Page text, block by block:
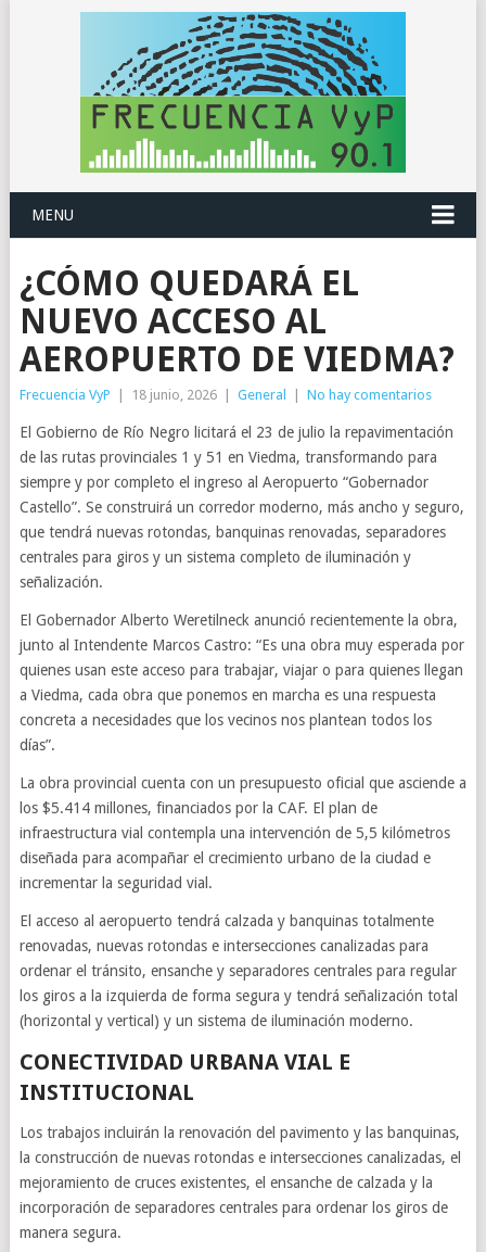
MENU
¿CÓMO QUEDARÁ EL
NUEVO ACCESO AL
AEROPUERTO DE VIEDMA?
Frecuencia VyP 18 junio, 2026 General No hay comentarios
El Gobierno de Río Negro licitará el 23 de julio la repavimentación
de las rutas provinciales 1 y 51 en Viedma, transformando para
siempre y por completo el ingreso al Aeropuerto “Gobernador
Castello”. Se construirá un corredor moderno, más ancho y seguro,
que tendrá nuevas rotondas, banquinas renovadas, separadores
centrales para giros y un sistema completo de iluminación y
señalización.
El Gobernador Alberto Weretilneck anunció recientemente la obra,
junto al Intendente Marcos Castro: “Es una obra muy esperada por
quienes usan este acceso para trabajar, viajar o para quienes llegan
a Viedma, cada obra que ponemos en marcha es una respuesta
concreta a necesidades que los vecinos nos plantean todos los
días”.
La obra provincial cuenta con un presupuesto oficial que asciende a
los $5.414 millones, financiados por la CAF. El plan de
infraestructura vial contempla una intervención de 5,5 kilómetros
diseñada para acompañar el crecimiento urbano de la ciudad e
incrementar la seguridad vial.
El acceso al aeropuerto tendrá calzada y banquinas totalmente
renovadas, nuevas rotondas e intersecciones canalizadas para
ordenar el tránsito, ensanche y separadores centrales para regular
los giros a la izquierda de forma segura y tendrá señalización total
(horizontal y vertical) y un sistema de iluminación moderno.
CONECTIVIDAD URBANA VIAL E
INSTITUCIONAL
Los trabajos incluirán la renovación del pavimento y las banquinas,
la construcción de nuevas rotondas e intersecciones canalizadas, el
mejoramiento de cruces existentes, el ensanche de calzada y la
incorporación de separadores centrales para ordenar los giros de
manera segura.